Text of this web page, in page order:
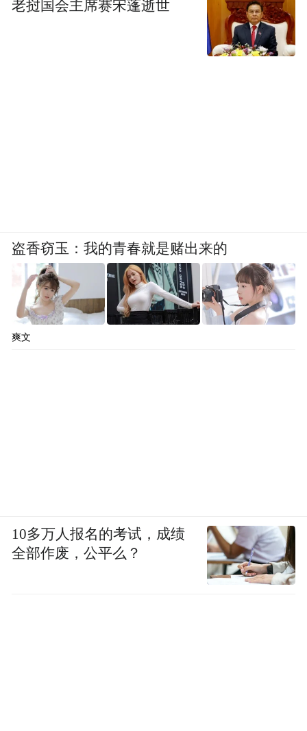
老挝国会主席赛宋蓬逝世
盗香窃玉：我的青春就是赌出来的
爽文
10多万人报名的考试，成绩
全部作废，公平么？